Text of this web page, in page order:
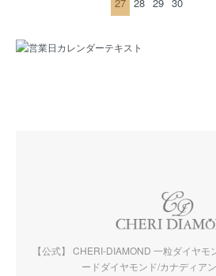
【公式】 CHERI-DIAMOND 一粒ダイヤ
ードダイヤモンド/カナディア